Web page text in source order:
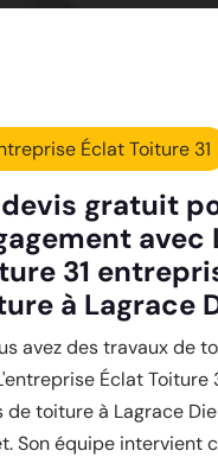
Éclat Toiture 31
devis gratuit
31
à Lagrace
avez des travaux de
Éclat
de toiture à Lagrace
Son équipe intervient